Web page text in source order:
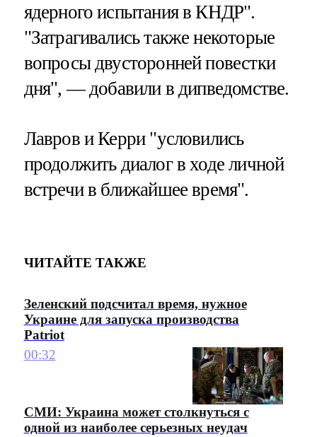
ядерного испытания в КНДР".
"Затрагивались также некоторые
вопросы двусторонней повестки
дня", — добавили в дипведомстве.
Лавров и Керри "условились
продолжить диалог в ходе личной
встречи в ближайшее время".
ЧИТАЙТЕ ТАКЖЕ
Зеленский подсчитал время, нужное
Украине для запуска производства
Patriot
00:32
СМИ: Украина может столкнуться с
одной из наиболее серьезных неудач